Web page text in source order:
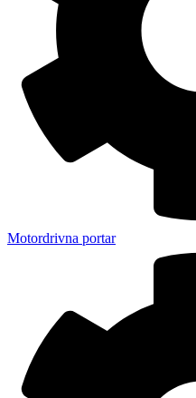
Motordrivna portar